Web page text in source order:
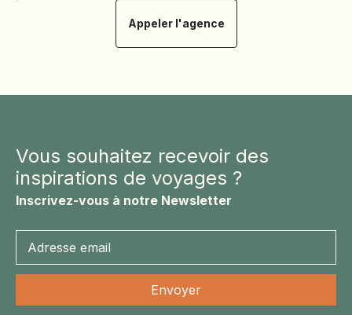
Appeler l'agence
Vous souhaitez recevoir des
inspirations de voyages ?
Inscrivez-vous à notre Newsletter